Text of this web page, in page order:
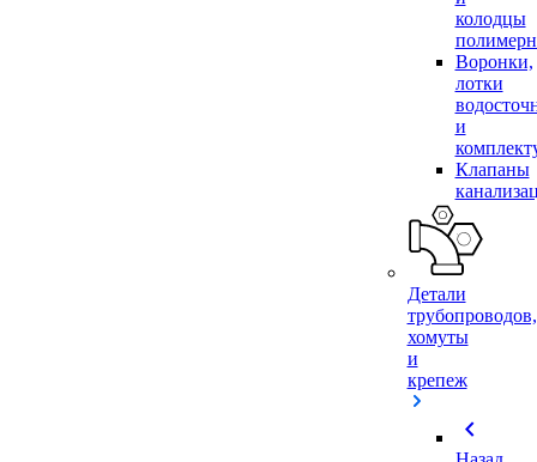
колодцы
Воронки,
лотки
и
Клапаны
Детали
трубопроводов,
хомуты
и
крепеж
chevron_left